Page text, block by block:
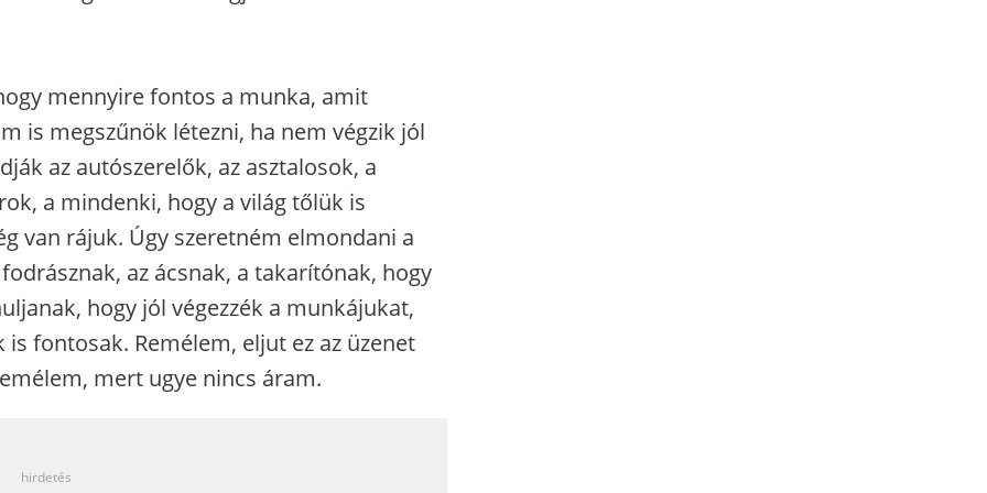
mennyire fontos a munka, amit
is megszűnök létezni, ha nem végzik jól
az autószerelők, az asztalosok, a
a mindenki, hogy a világ tőlük is
van rájuk. Úgy szeretném elmondani a
az ácsnak, a takarítónak, hogy
hogy jól végezzék a munkájukat,
fontosak. Remélem, eljut ez az üzenet
mert ugye nincs áram.
hirdetés